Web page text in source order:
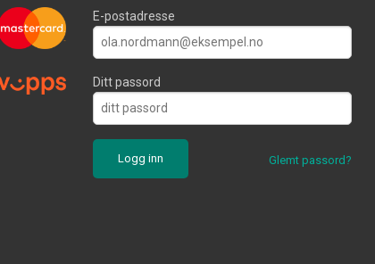
E-postadresse
Ditt passord
Glemt passord?